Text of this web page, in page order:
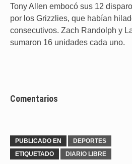
Tony Allen embocó sus 12
por los Grizzlies, que habían
consecutivos. Zach Randolph y
sumaron 16 unidades cada uno.
Comentarios
PUBLICADO EN
DEPORTES
ETIQUETADO
DIARIO LIBRE